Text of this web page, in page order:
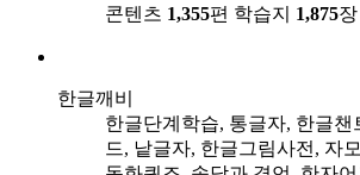
콘텐츠 1,355편 학습지 1,875장
한글깨비
한글단계학습, 통글자, 한글
드, 낱글자, 한글그림사전, 자